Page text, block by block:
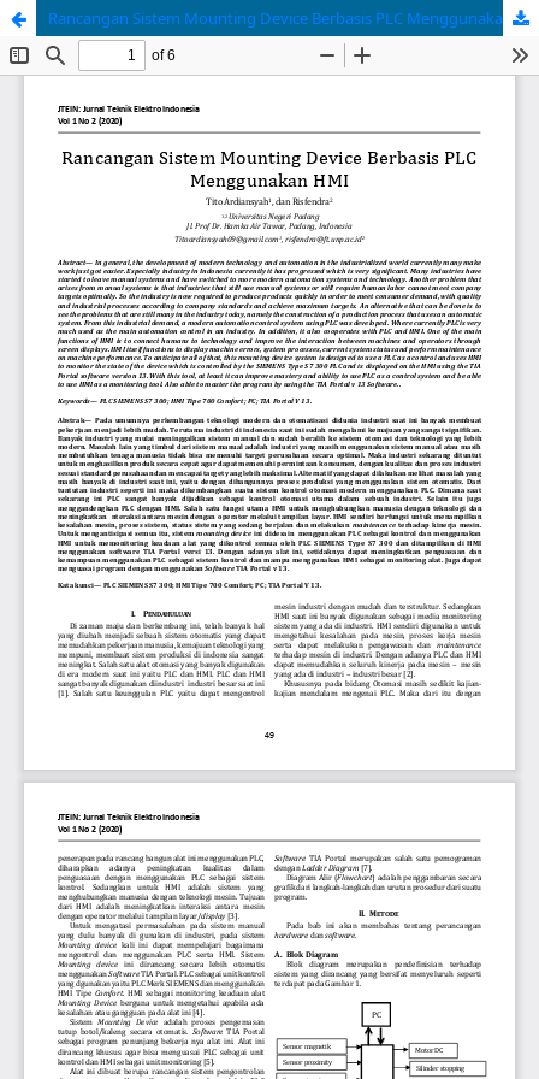
Rancangan Sistem Mounting Device Berbasis PLC Menggunakan HMI